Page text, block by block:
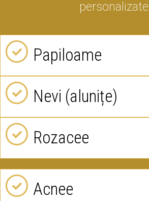
personalizate
Papiloame
Nevi (alunițe)
Rozacee
Acnee